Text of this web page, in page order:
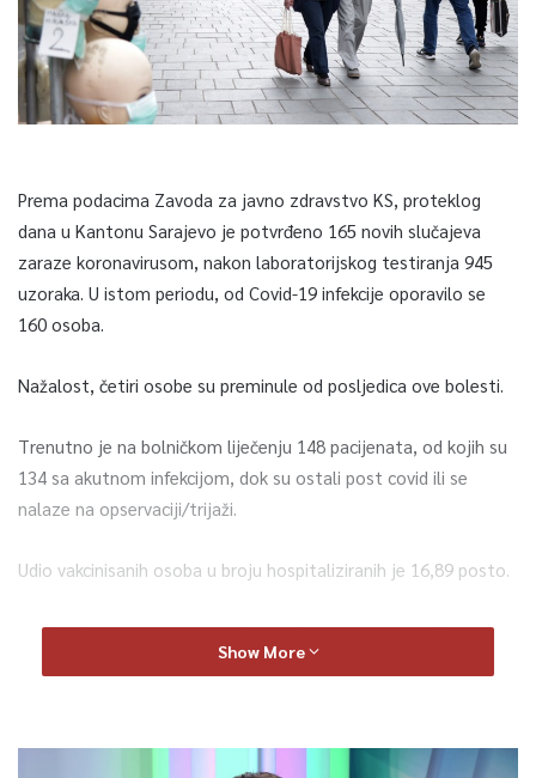
Prema podacima Zavoda za javno zdravstvo KS, proteklog
dana u Kantonu Sarajevo je potvrđeno 165 novih slučajeva
zaraze koronavirusom, nakon laboratorijskog testiranja 945
uzoraka. U istom periodu, od Covid-19 infekcije oporavilo se
160 osoba.
Nažalost, četiri osobe su preminule od posljedica ove bolesti.
Trenutno je na bolničkom liječenju 148 pacijenata, od kojih su
134 sa akutnom infekcijom, dok su ostali post covid ili se
nalaze na opservaciji/trijaži.
Udio vakcinisanih osoba u broju hospitaliziranih je 16,89 posto.
Na Kliničkom centru Univerziteta u Sarajevu liječi se 87
pacijenata, a u Općoj bolnici “Prim.dr. Abdulah Nakaš” 61. Na
litara u minuti.
Show More